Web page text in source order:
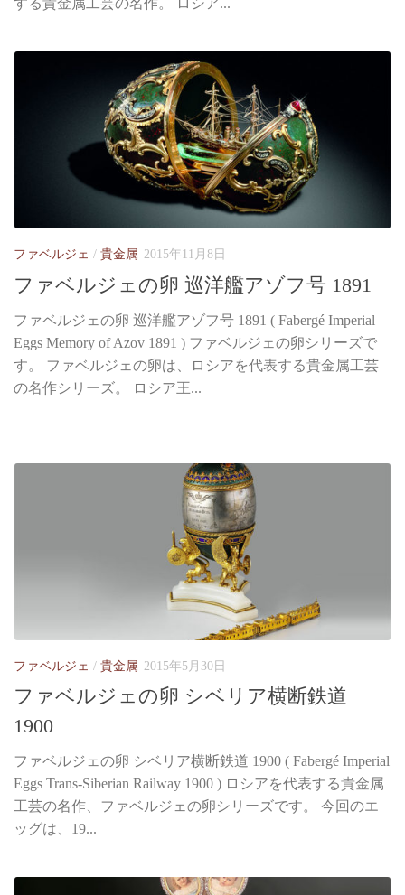
する貴金属工芸の名作。 ロシア...
ファベルジェ / 貴金属 2015年11月8日
ファベルジェの卵 巡洋艦アゾフ号 1891
ファベルジェの卵 巡洋艦アゾフ号 1891 ( Fabergé Imperial
Eggs Memory of Azov 1891 ) ファベルジェの卵シリーズで
す。 ファベルジェの卵は、ロシアを代表する貴金属工芸
の名作シリーズ。 ロシア王...
ファベルジェ / 貴金属 2015年5月30日
ファベルジェの卵 シベリア横断鉄道
1900
ファベルジェの卵 シベリア横断鉄道 1900 ( Fabergé Imperial
Eggs Trans-Siberian Railway 1900 ) ロシアを代表する貴金属
工芸の名作、ファベルジェの卵シリーズです。 今回のエ
ッグは、19...